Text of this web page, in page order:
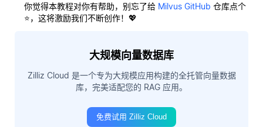
你觉得本教程对你有帮助，别忘了给 Milvus GitHub 仓库点个
⭐，这将激励我们不断创作！💖
大规模向量数据库
Zilliz Cloud 是一个专为大规模应用构建的全托管向量数据
库，完美适配您的 RAG 应用。
免费试用 Zilliz Cloud